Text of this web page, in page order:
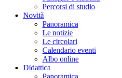
Percorsi di studio
Novità
Panoramica
Le notizie
Le circolari
Calendario eventi
Albo online
Didattica
Panoramica